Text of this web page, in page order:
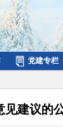
党建专栏
见建议的